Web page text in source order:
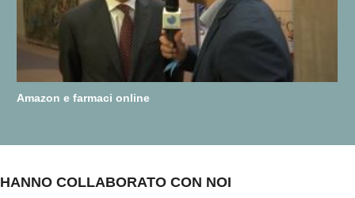
Amazon e farmaci online
HANNO COLLABORATO CON NOI